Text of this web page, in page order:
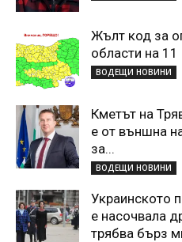
Жълт код за
области на 11
ВОДЕЩИ НОВИНИ
Кметът на
е от външна
за...
ВОДЕЩИ НОВИНИ
Украинското
е насочвала
трябва бърз